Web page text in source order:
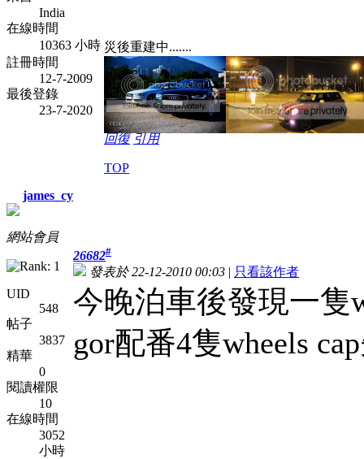
India
在線時間
10363 小時
註冊時間
12-7-2009
最後登錄
23-7-2020
災後重建中.......
回復 引用
TOP
james_cy
網站會員
UID
548
帖子
3837
精華
0
閱讀權限
10
在線時間
3052
小時
26682#
發表於 22-12-2010 00:03 | 只看該作者
今晚泊車後發現一隻
gor配番4隻wheels